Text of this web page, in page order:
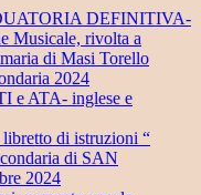
DEFINITIVA-
Musicale, rivolta a
di Masi Torello
2024
e ATA- inglese e
libretto di istruzioni “
di SAN
2024